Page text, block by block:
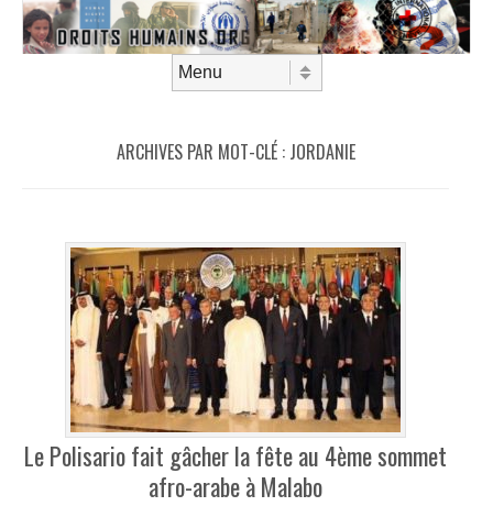
ARCHIVES PAR MOT-CLÉ : JORDANIE
Le Polisario fait gâcher la fête au 4ème sommet
afro-arabe à Malabo